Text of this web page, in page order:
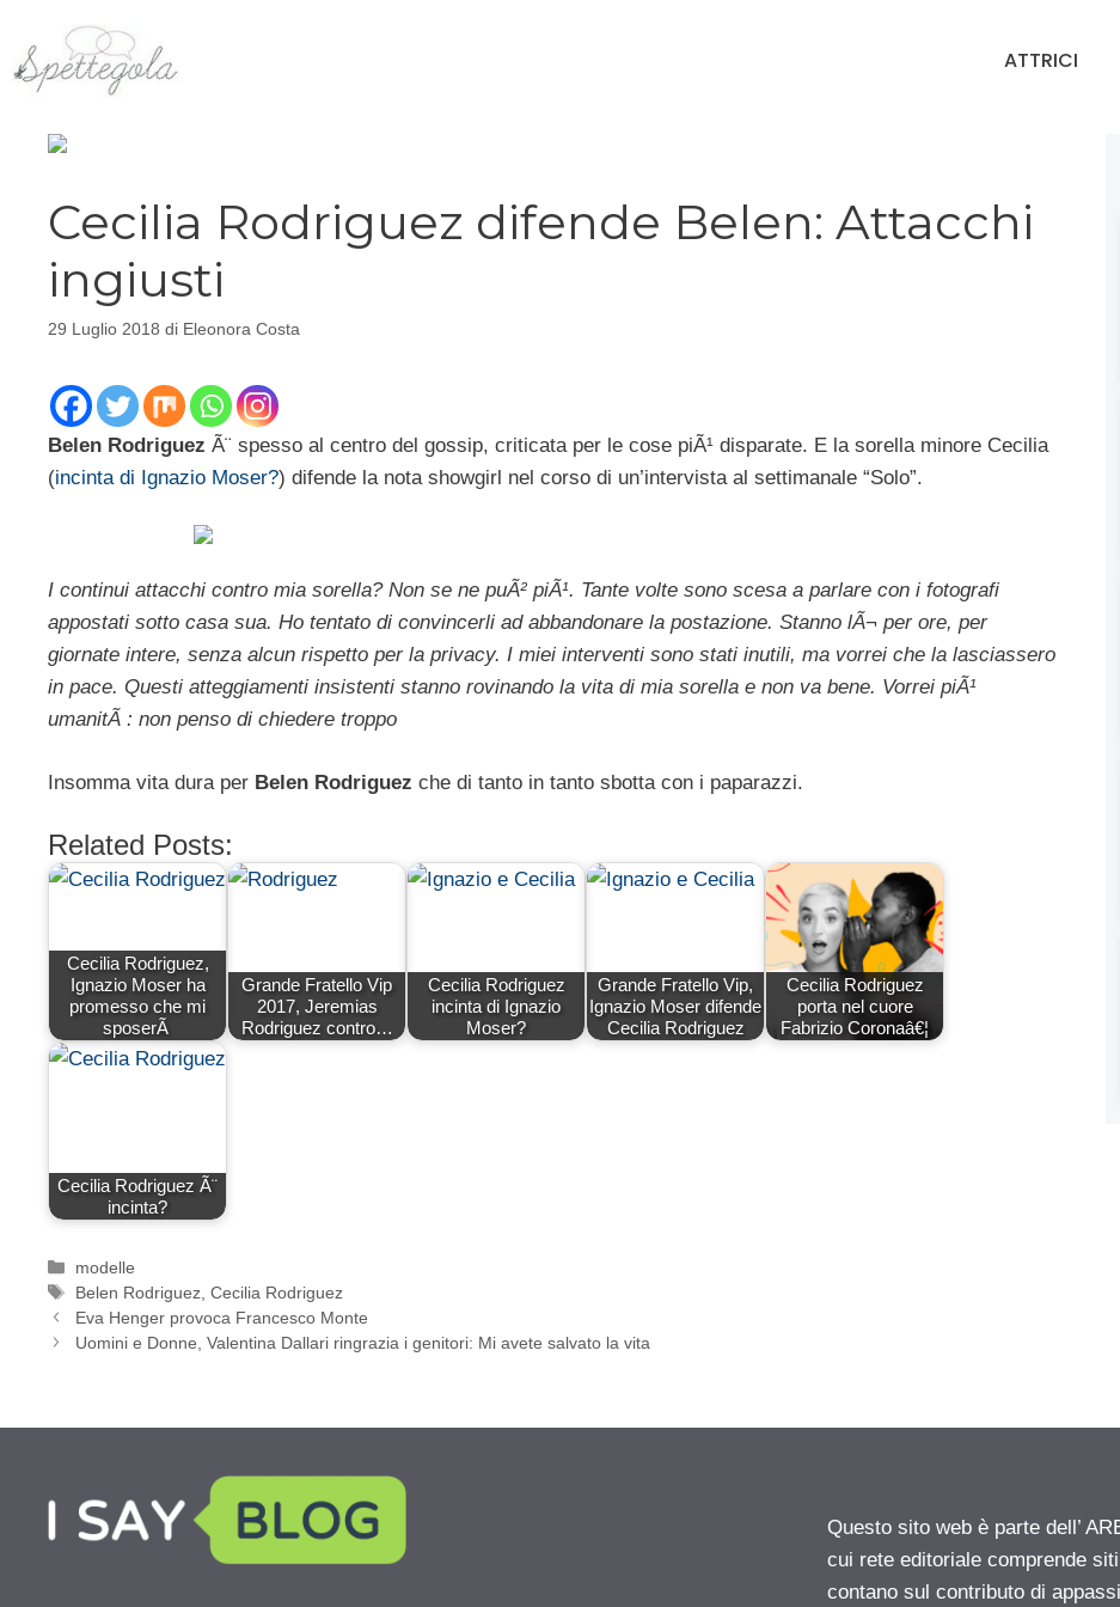
contenuto
ATTRICI
Cecilia Rodriguez difende Belen: Attacchi
ingiusti
29 Luglio 2018 di Eleonora Costa
Belen Rodriguez Ã¨ spesso al centro del gossip, criticata per le cose piÃ¹ disparate. E la sorella minore Cecilia
(incinta di Ignazio Moser?) difende la nota showgirl nel corso di un’intervista al settimanale “Solo”.
I continui attacchi contro mia sorella? Non se ne puÃ² piÃ¹. Tante volte sono scesa a parlare con i fotografi
appostati sotto casa sua. Ho tentato di convincerli ad abbandonare la postazione. Stanno lÃ¬ per ore, per
giornate intere, senza alcun rispetto per la privacy. I miei interventi sono stati inutili, ma vorrei che la lasciassero
in pace. Questi atteggiamenti insistenti stanno rovinando la vita di mia sorella e non va bene. Vorrei piÃ¹
umanitÃ : non penso di chiedere troppo
Insomma vita dura per Belen Rodriguez che di tanto in tanto sbotta con i paparazzi.
Related Posts:
Cecilia Rodriguez,
Ignazio Moser ha
promesso che mi
sposerÃ
Grande Fratello Vip
2017, Jeremias
Rodriguez contro…
Cecilia Rodriguez
incinta di Ignazio
Moser?
Grande Fratello Vip,
Ignazio Moser difende
Cecilia Rodriguez
Cecilia Rodriguez
porta nel cuore
Fabrizio Coronaâ€¦
Cecilia Rodriguez Ã¨
incinta?
Categorie
modelle
Tag
Belen Rodriguez ,Cecilia Rodriguez
Eva Henger provoca Francesco Monte
Uomini e Donne, Valentina Dallari ringrazia i genitori: Mi avete salvato la vita
Questo sito web è parte dell’
cui rete editoriale comprende
contano sul contributo di